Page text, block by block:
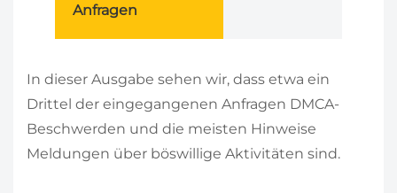
Anfragen
In dieser Ausgabe sehen wir, dass etwa ein
Drittel der eingegangenen Anfragen DMCA-
Beschwerden und die meisten Hinweise
Meldungen über böswillige Aktivitäten sind.